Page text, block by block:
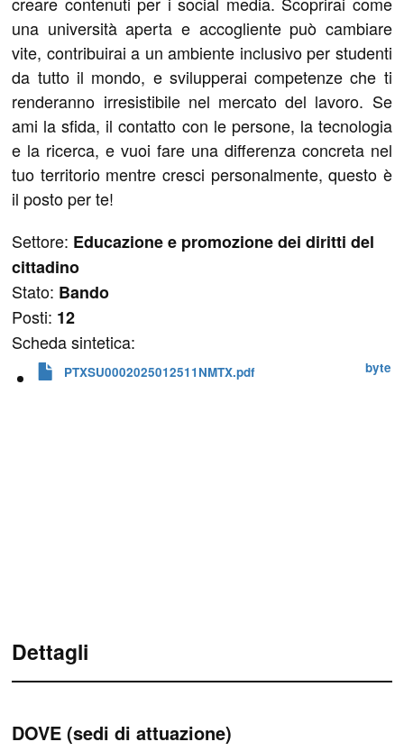
Dettagli
DOVE (sedi di attuazione)
una università aperta e accogliente può cambiare
vite, contribuirai a un ambiente inclusivo per studenti
da tutto il mondo, e svilupperai competenze che ti
renderanno irresistibile nel mercato del lavoro. Se
ami la sfida, il contatto con le persone, la tecnologia
e la ricerca, e vuoi fare una differenza concreta nel
tuo territorio mentre cresci personalmente, questo è
il posto per te!
Settore: Educazione e promozione dei diritti del
cittadino
Stato: Bando
Posti: 12
Scheda sintetica:
PTXSU0002025012511NMTX.pdf byte